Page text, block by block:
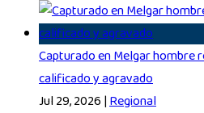
Capturado en Melgar hombre
calificado y agravado
Jul 29, 2026|Regional